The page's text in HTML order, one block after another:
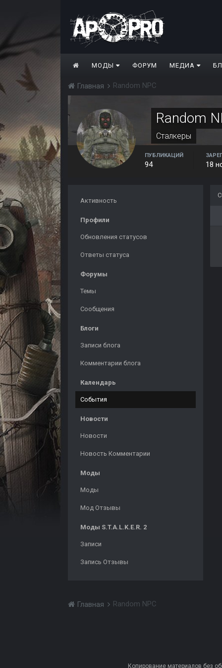
МОДЫ ФОРУМ МЕДИА
Главная Random NPC
Random
Сталкеры
ПУБЛИКАЦИЙ
94 18
Активность
Профили
Обновления статусов
Ответы статуса
Форумы
Темы
Сообщения
Блоги
Записи блога
Комментарии блога
Календарь
События
Новости
Новости
Новость Комментарии
Моды
Моды
Мод Отзывы
Моды S.T.A.L.K.E.R. 2
Записи
Запись Отзывы
Главная Random NPC
Копирование материалов без